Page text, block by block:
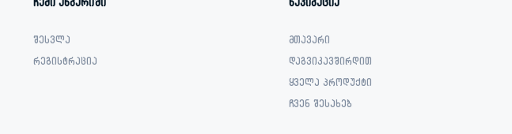
ჩემი ანგარიში
შესვლა
რეგისტრაცია
ნავიგაცია
მთავარი
დაგვიკავშირდით
ყველა პროდუქტი
ჩვენ შესახებ